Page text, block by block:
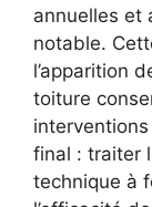
annuelles et
notable.
l’apparition
toiture
final : traiter
technique à